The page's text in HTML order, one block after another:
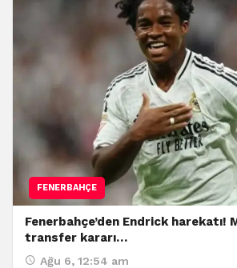
FENERBAHÇE
Fenerbahçe’den Endrick harekatı!
transfer kararı…
Ağu 6, 12:54 am